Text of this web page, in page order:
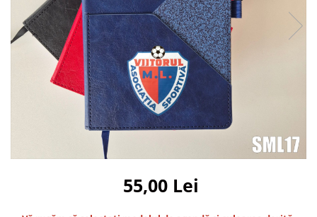
Bidoane si termosuri sportive
Sepci
55,00 Lei